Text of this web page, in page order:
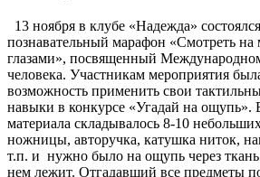
13 ноября в клубе «Надежда»
познавательный марафон «Смотреть
глазами», посвященный
человека. Участникам мероприятия
возможность применить свои
навыки в конкурсе «Угадай на
материала складывалось 8-10
ножницы, авторучка, катушка ниток,
т.п. и нужно было на ощупь через ткань
нем лежит. Отгадавший все предметы